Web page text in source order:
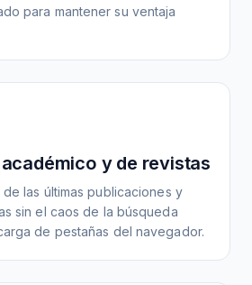
para mantener su ventaja
y de revistas
las últimas publicaciones y
sin el caos de la búsqueda
de pestañas del navegador.